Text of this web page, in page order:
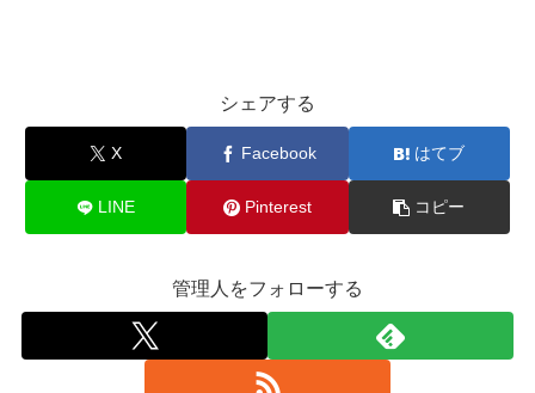
シェアする
X Facebook はてブ
LINE Pinterest コピー
管理人をフォローする